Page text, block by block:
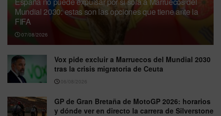
Mundial 2030: estas son las opciones que tiene ante la
FIFA
07/08/2026
Vox pide excluir a Marruecos del Mundial 2030
tras la crisis migratoria de Ceuta
06/08/2026
GP de Gran Bretaña de MotoGP 2026: horarios
y dónde ver en directo la carrera de Silverstone